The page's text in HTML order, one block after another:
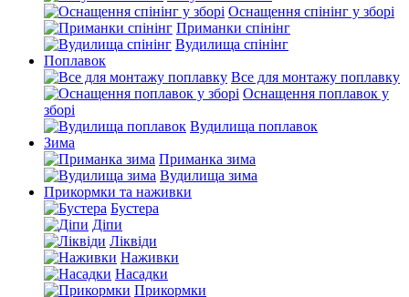
Оснащення спінінг у зборі
Приманки спінінг
Вудилища спінінг
Поплавок
Все для монтажу поплавку
Оснащення поплавок у
зборі
Вудилища поплавок
Зима
Приманка зима
Вудилища зима
Прикормки та наживки
Бустера
Діпи
Ліквіди
Наживки
Насадки
Прикормки